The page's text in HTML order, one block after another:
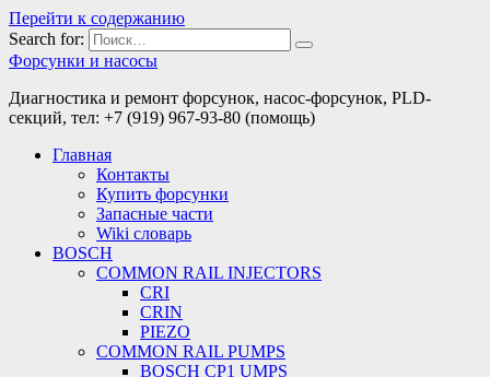
Перейти к содержанию
Search for:
Форсунки и насосы
Диагностика и ремонт форсунок, насос-форсунок, PLD-
секций, тел: +7 (919) 967-93-80 (помощь)
Главная
Контакты
Купить форсунки
Запасные части
Wiki словарь
BOSCH
COMMON RAIL INJECTORS
CRI
CRIN
PIEZO
COMMON RAIL PUMPS
BOSCH CP1 UMPS